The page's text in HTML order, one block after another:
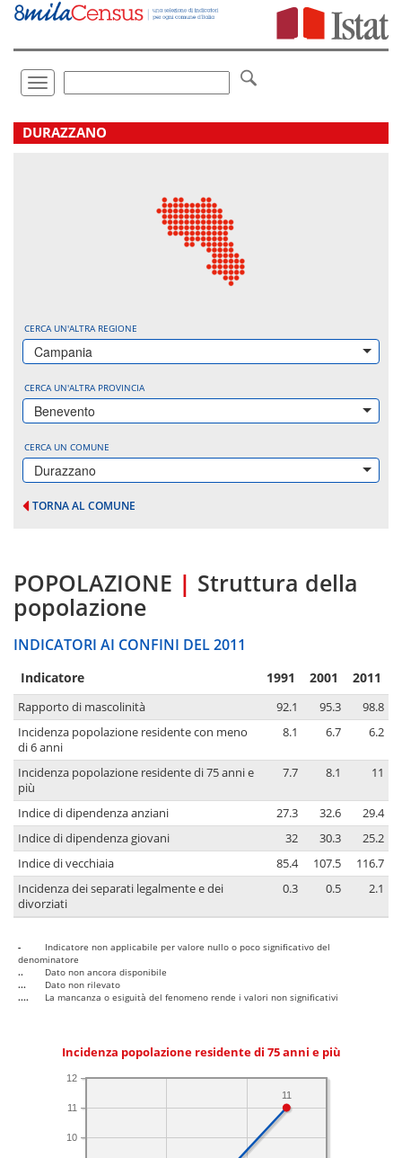
Vai
direttamente
Toggle
navigation
.
DURAZZANO
CERCA UN'ALTRA REGIONE
Campania
CERCA UN'ALTRA PROVINCIA
Benevento
CERCA UN COMUNE
Durazzano
TORNA AL COMUNE
POPOLAZIONE | Struttura della
popolazione
INDICATORI AI CONFINI DEL 2011
Indicatore 1991 2001 2011
Rapporto di mascolinità 92.1 95.3
98.8
Incidenza popolazione residente con meno
di 6 anni
8.1 6.7 6.2
Incidenza popolazione residente di 75 anni e
più
7.7 8.1 11
Indice di dipendenza anziani 27.3 32.6
29.4
Indice di dipendenza giovani
32 30.3
25.2
Indice di vecchiaia
85.4 107.5
116.7
Incidenza dei separati legalmente e dei
divorziati
0.3 0.5 2.1
-
Indicatore non applicabile per valore nullo o poco significativo del
denominatore
..
Dato non ancora disponibile
...
Dato non rilevato
....
La mancanza o esiguità del fenomeno rende i valori non significativi
Incidenza popolazione residente di 75 anni e più
10
11
12
11